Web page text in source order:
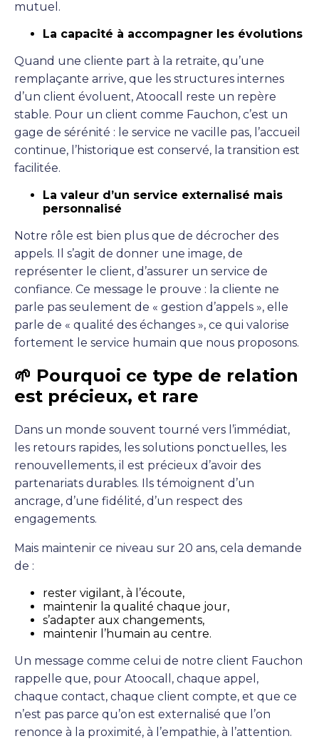
mutuel.
La capacité à accompagner les évolutions
Quand une cliente part à la retraite, qu’une
remplaçante arrive, que les structures internes
d’un client évoluent, Atoocall reste un repère
stable. Pour un client comme Fauchon, c’est un
gage de sérénité : le service ne vacille pas, l’accueil
continue, l’historique est conservé, la transition est
facilitée.
La valeur d’un service externalisé mais
personnalisé
Notre rôle est bien plus que de décrocher des
appels. Il s’agit de donner une image, de
représenter le client, d’assurer un service de
confiance. Ce message le prouve : la cliente ne
parle pas seulement de « gestion d’appels », elle
parle de « qualité des échanges », ce qui valorise
fortement le service humain que nous proposons.
🌱 Pourquoi ce type de relation
est précieux, et rare
Dans un monde souvent tourné vers l’immédiat,
les retours rapides, les solutions ponctuelles, les
renouvellements, il est précieux d’avoir des
partenariats durables. Ils témoignent d’un
ancrage, d’une fidélité, d’un respect des
engagements.
Mais maintenir ce niveau sur 20 ans, cela demande
de :
rester vigilant, à l’écoute,
maintenir la qualité chaque jour,
s’adapter aux changements,
maintenir l’humain au centre.
Un message comme celui de notre client Fauchon
rappelle que, pour Atoocall, chaque appel,
chaque contact, chaque client compte, et que ce
n’est pas parce qu’on est externalisé que l’on
renonce à la proximité, à l’empathie, à l’attention.